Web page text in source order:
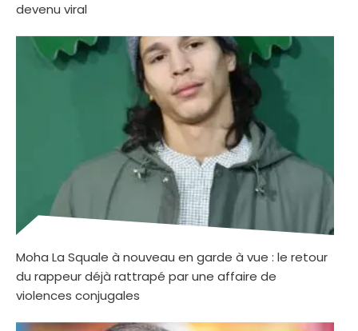
devenu viral
Moha La Squale à nouveau en garde à vue : le retour
du rappeur déjà rattrapé par une affaire de
violences conjugales